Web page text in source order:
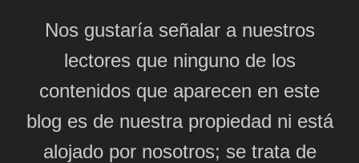
Nos gustaría señalar a nuestros
lectores que ninguno de los
contenidos que aparecen en este
blog es de nuestra propiedad ni está
alojado por nosotros; se trata de